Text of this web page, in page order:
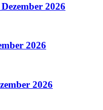
2026
2026
2026